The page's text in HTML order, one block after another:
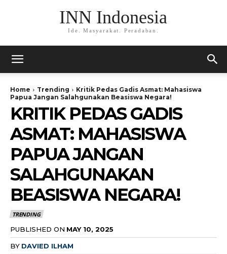
INN Indonesia
Ide. Masyarakat. Peradaban.
Home Trending
Kritik Pedas Gadis Asmat: Mahasiswa
Papua Jangan Salahgunakan Beasiswa Negara!
KRITIK PEDAS GADIS
ASMAT: MAHASISWA
PAPUA JANGAN
SALAHGUNAKAN
BEASISWA NEGARA!
TRENDING
PUBLISHED ON MAY 10, 2025
BY DAVIED ILHAM